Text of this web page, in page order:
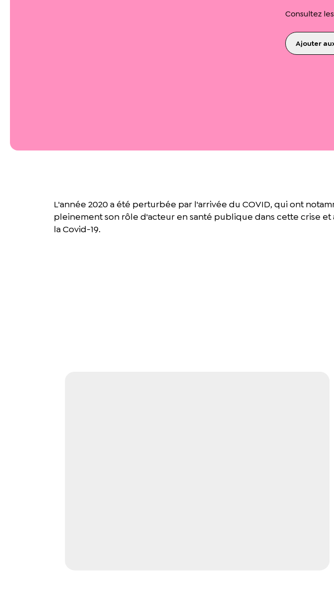
Consultez
Ajouter
L'année 2020 a été perturbée par l'arrivée du COVID, qui ont
pleinement son rôle d'acteur en santé publique dans cette crise
la Covid-19.